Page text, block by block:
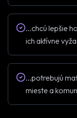
...chcú lepšie
ich aktívne
...potrebujú
mieste a